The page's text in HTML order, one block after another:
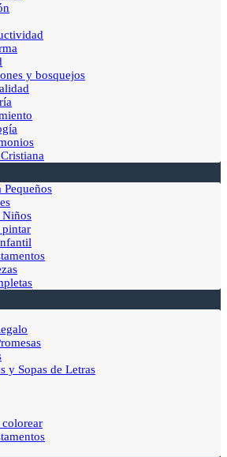
y bosquejos
Pequeños
Niños
pintar
y Sopas de Letras